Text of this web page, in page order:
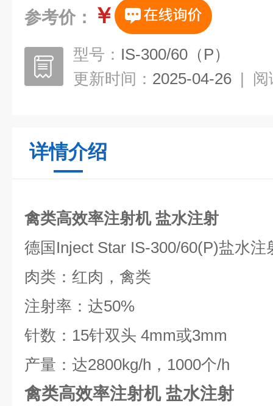
参考价： ￥
型号： IS-300/60（P）
更新时间： 2025-04-26 | 阅
详情介绍
禽类高效率注射机 盐水注射
德国Inject Star IS-300/60(P)盐水注
肉类：红肉，禽类
注射率：达50%
针数：15针双头 4mm或3mm
产量：达2800kg/h，1000个/h
禽类高效率注射机 盐水注射